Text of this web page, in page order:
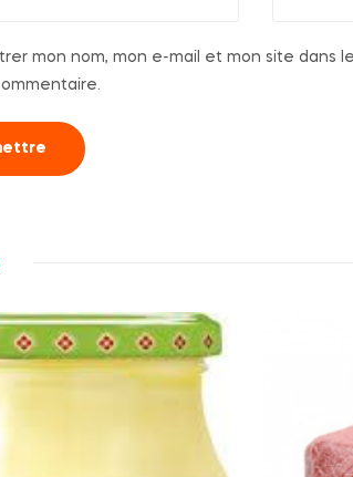
mon nom, mon e-mail et mon site dans